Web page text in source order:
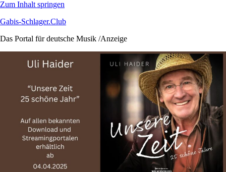
Zum Inhalt springen
Gabis-Schlager.Club
Das Portal für deutsche Musik /Anzeige